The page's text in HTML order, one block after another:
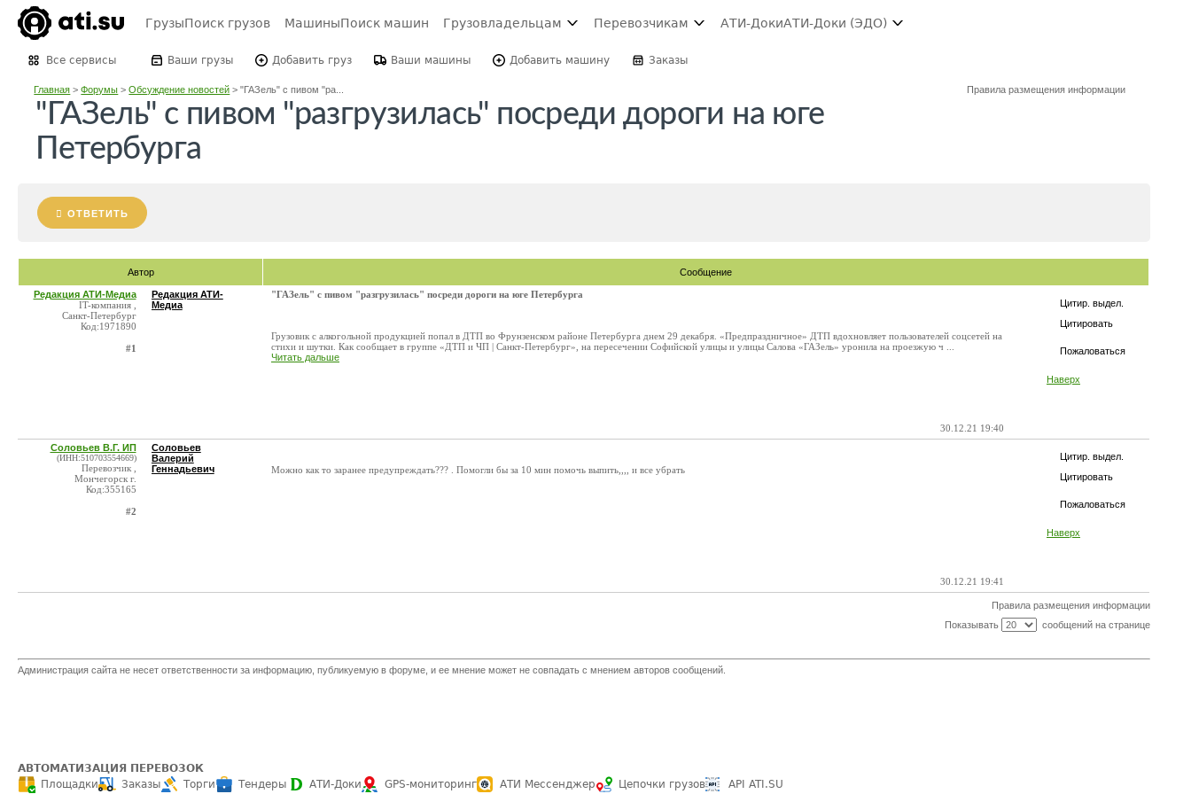
ГрузыПоиск грузов МашиныПоиск машин Грузовладельцам Перевозчикам АТИ-ДокиАТИ-Доки (ЭДО)
Все сервисы Ваши грузы Добавить груз Ваши машины Добавить машину Заказы
Главная >Форумы >Обсуждение новостей >"ГАЗель" с пивом "ра... Правила размещения информации
"ГАЗель" с пивом "разгрузилась" посреди дороги на юге
Петербурга
ОТВЕТИТЬ
Автор Сообщение
Цитир. выдел.
Цитировать
Пожаловаться
Наверх
Редакция АТИ-Медиа
IT-компания ,
Санкт-Петербург
Код:1971890
#1
Редакция АТИ-
Медиа
"ГАЗель" с пивом "разгрузилась" посреди дороги на юге Петербурга
Грузовик с алкогольной продукцией попал в ДТП во Фрунзенском районе Петербурга днем 29 декабря. «Предпраздничное» ДТП вдохновляет пользователей соцсетей на
стихи и шутки. Как сообщает в группе «ДТП и ЧП | Санкт-Петербург», на пересечении Софийской улицы и улицы Салова «ГАЗель» уронила на проезжую ч ...
Читать дальше
30.12.21 19:40
Цитир. выдел.
Цитировать
Пожаловаться
Наверх
Соловьев В.Г. ИП
(ИНН:510703554669)
Перевозчик ,
Мончегорск г.
Код:355165
#2
Соловьев
Валерий
Геннадьевич
Можно как то заранее предупреждать??? . Помогли бы за 10 мин помочь выпить,,,, и все убрать
30.12.21 19:41
Правила размещения информации
Показывать
сообщений на странице
Администрация сайта не несет ответственности за информацию, публикуемую в форуме, и ее мнение может не совпадать с мнением авторов сообщений.
АВТОМАТИЗАЦИЯ ПЕРЕВОЗОК
Площадки
Заказы Торги Тендеры АТИ-Доки GPS-мониторинг АТИ Мессенджер Цепочки грузов API ATI.SU